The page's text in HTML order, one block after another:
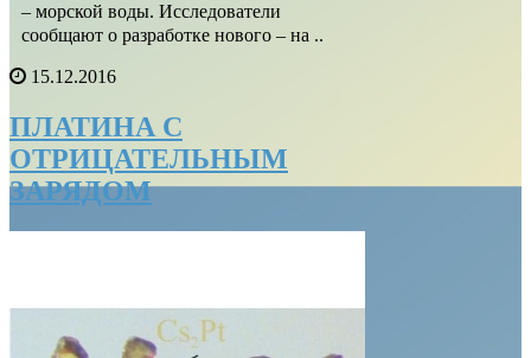
– морской воды. Исследователи
сообщают о разработке нового – на ..
15.12.2016
ПЛАТИНА С
ОТРИЦАТЕЛЬНЫМ
ЗАРЯДОМ